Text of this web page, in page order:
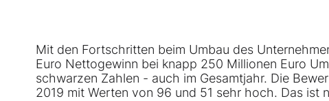
Mit den Fortschritten beim Umbau des
Euro Nettogewinn bei knapp 250 Millionen Euro
schwarzen Zahlen - auch im Gesamtjahr. Die
2019 mit Werten von 96 und 51 sehr hoch. Das ist